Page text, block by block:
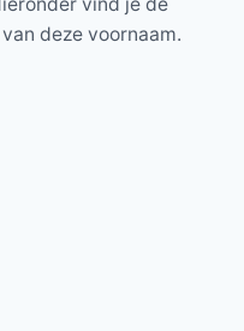
deze voornaam.